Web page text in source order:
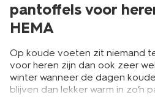
pantoffels voor
HEMA
Op koude voeten zit niemand
voor heren zijn dan ook zeer
winter wanneer de dagen
blijven dan lekker warm in zo’n